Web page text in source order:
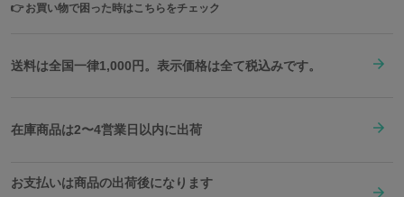
👉お買い物で困った時はこちらをチェック
送料は全国一律1,000円。表示価格は全て税込みです。
在庫商品は2〜4営業日以内に出荷
お支払いは商品の出荷後になります